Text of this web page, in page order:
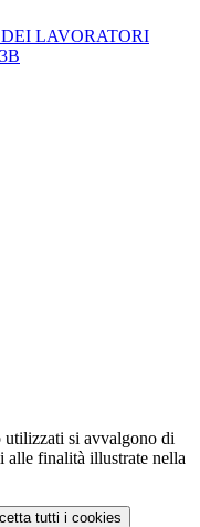
LAVORATORI
utilizzati si avvalgono di
alle finalità illustrate nella
tutti i cookies